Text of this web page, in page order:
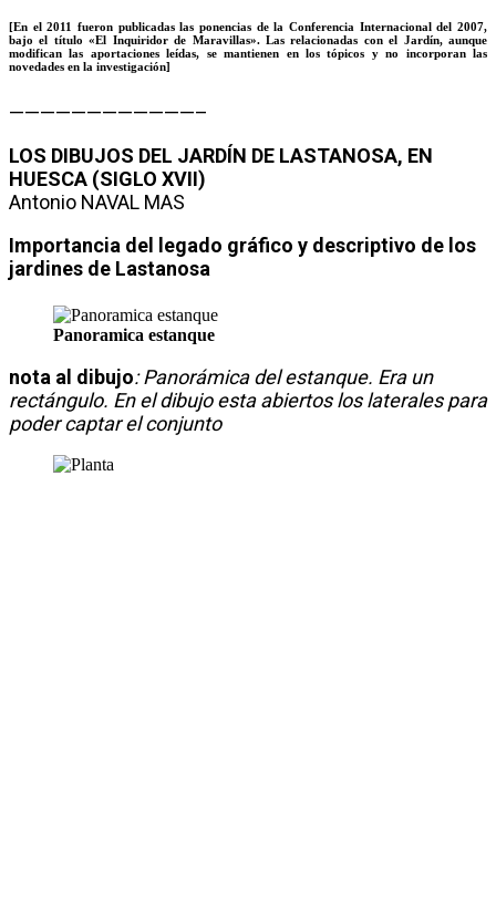
[En el 2011 fueron publicadas las ponencias de la Conferencia Internacional del 2007,
bajo el título «El Inquiridor de Maravillas». Las relacionadas con el Jardín, aunque
modifican las aportaciones leídas, se mantienen en los tópicos y no incorporan las
novedades en la investigación]
————————————–
LOS DIBUJOS DEL JARDÍN DE LASTANOSA, EN
HUESCA (SIGLO XVII)
Antonio NAVAL MAS
Importancia del legado gráfico y descriptivo de los
jardines de Lastanosa
Panoramica estanque
nota al dibujo: Panorámica del estanque. Era un
rectángulo. En el dibujo esta abiertos los laterales para
poder captar el conjunto